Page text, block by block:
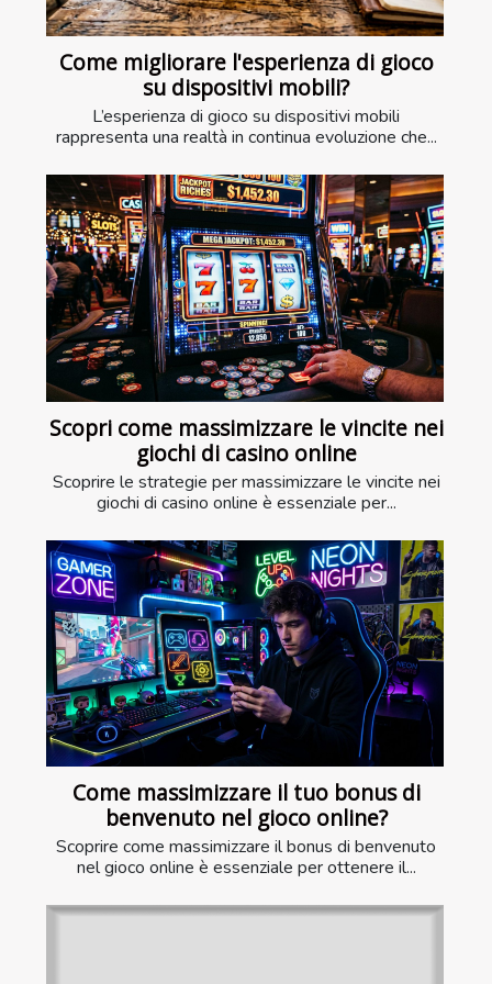
Come migliorare l'esperienza di gioco
su dispositivi mobili?
L’esperienza di gioco su dispositivi mobili
rappresenta una realtà in continua evoluzione che...
Scopri come massimizzare le vincite nei
giochi di casino online
Scoprire le strategie per massimizzare le vincite nei
giochi di casino online è essenziale per...
Come massimizzare il tuo bonus di
benvenuto nel gioco online?
Scoprire come massimizzare il bonus di benvenuto
nel gioco online è essenziale per ottenere il...